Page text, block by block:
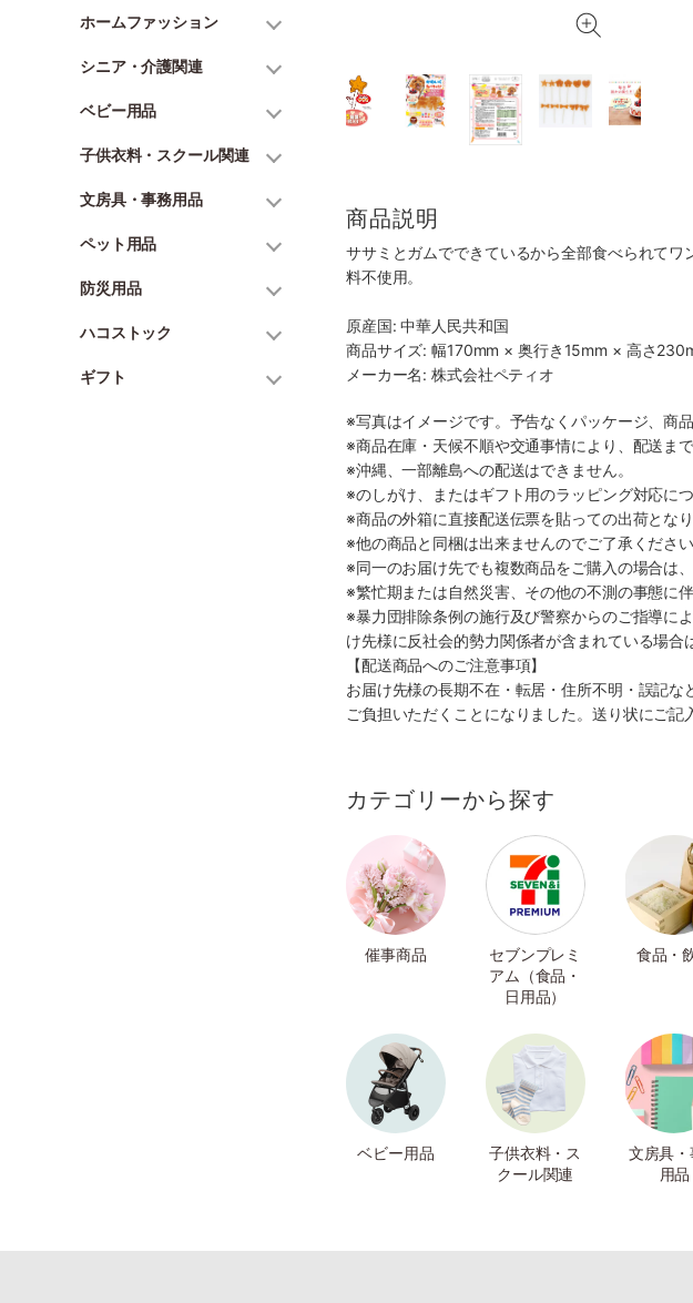
ホームファッション
シニア・介護関連
ベビー用品
子供衣料・スクール関連
文房具・事務用品
ペット用品
防災用品
ハコストック
ギフト
商品説明
ササミとガムでできているから全部食べられて
料不使用。
原産国: 中華人民共和国
商品サイズ: 幅170mm × 奥行き15mm × 高さ
メーカー名: 株式会社ペティオ
※写真はイメージです。予告なくパッケージ、商
※商品在庫・天候不順や交通事情により、配送ま
※沖縄、一部離島への配送はできません。
※のしがけ、またはギフト用のラッピング対応に
※商品の外箱に直接配送伝票を貼っての出荷となり
※他の商品と同梱は出来ませんのでご了承ください
※同一のお届け先でも複数商品をご購入の場合は
※繁忙期または自然災害、その他の不測の事態に
※暴力団排除条例の施行及び警察からのご指導に
け先様に反社会的勢力関係者が含まれている場合
【配送商品へのご注意事項】
お届け先様の長期不在・転居・住所不明・誤記
ご負担いただくことになりました。送り状にご記
カテゴリーから探す
催事商品
セブンプレミ
アム（食品・
日用品）
食品・
ベビー用品
子供衣料・ス
クール関連
文房具・
用品